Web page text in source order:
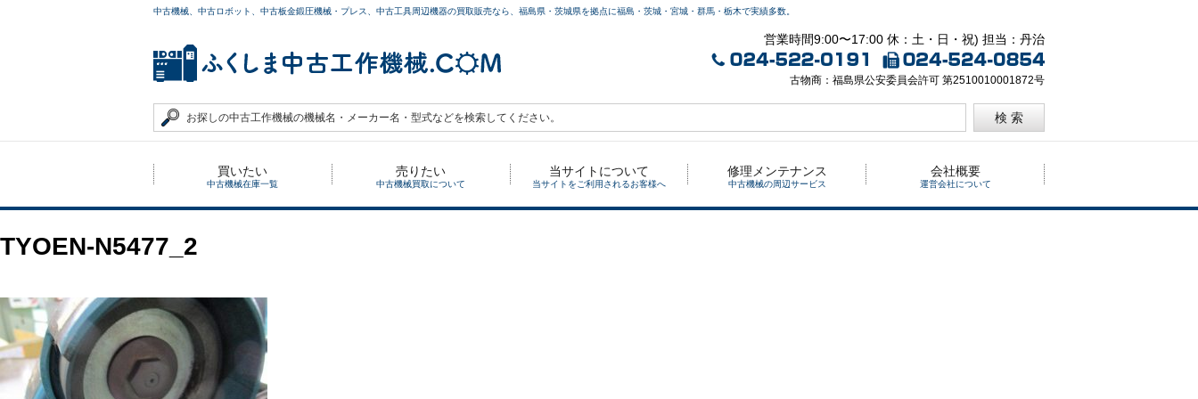
中古機械、中古ロボット、中古板金鍛圧機械・プレス、中古工具周辺機器の買取販売なら、福島県・茨城県を拠点に福島・茨城・宮城・群馬・栃木で実績多数。
営業時間9:00〜17:00 休：土・日・祝) 担当：丹治
古物商：福島県公安委員会許可 第2510010001872号
検 索
買いたい
中古機械在庫一覧
売りたい
中古機械買取について
当サイトについて
当サイトをご利用されるお客様へ
修理メンテナンス
中古機械の周辺サービス
会社概要
運営会社について
TYOEN-N5477_2